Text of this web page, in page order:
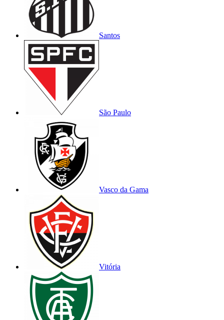
Santos
São Paulo
Vasco da Gama
Vitória